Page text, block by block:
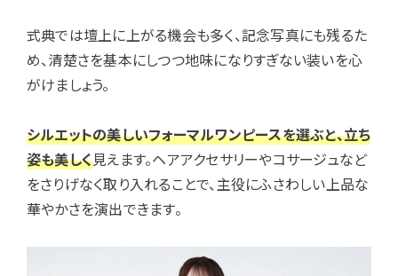
式典では壇上に上がる機会も多く、記念写真にも残るた
め、清楚さを基本にしつつ地味になりすぎない装いを心
がけましょう。
シルエットの美しいフォーマルワンピースを選ぶと、立ち
姿も美しく見えます。ヘアアクセサリーやコサージュなど
をさりげなく取り入れることで、主役にふさわしい上品な
華やかさを演出できます。